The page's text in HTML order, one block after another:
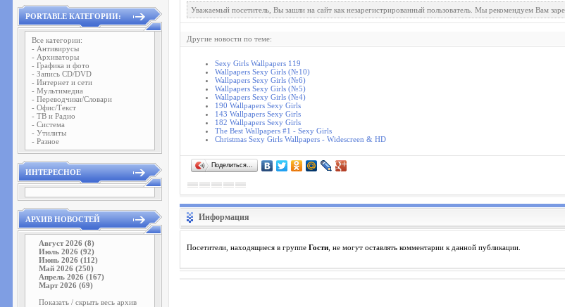
PORTABLE КАТЕГОРИИ:
Все категории:
- Антивирусы
- Архиваторы
- Графика и фото
- Запись CD/DVD
- Интернет и сети
- Мультимедиа
- Переводчики/Словари
- Офис/Текст
- ТВ и Радио
- Система
- Утилиты
- Разное
ИНТЕРЕСНОЕ
АРХИВ НОВОСТЕЙ
Август 2026 (8)
Июль 2026 (92)
Июнь 2026 (112)
Май 2026 (250)
Апрель 2026 (167)
Март 2026 (69)
Показать / скрыть весь архив
Уважаемый посетитель, Вы зашли на сайт как незарегистрированный пользователь. Мы рекомендуем Вам
Другие новости по теме:
Sexy Girls Wallpapers 119
Wallpapers Sexy Girls (№10)
Wallpapers Sexy Girls (№6)
Wallpapers Sexy Girls (№5)
Wallpapers Sexy Girls (№4)
190 Wallpapers Sexy Girls
143 Wallpapers Sexy Girls
182 Wallpapers Sexy Girls
The Best Wallpapers #1 - Sexy Girls
Christmas Sexy Girls Wallpapers - Widescreen & HD
Поделиться…
Информация
Посетители, находящиеся в группе Гости , не могут оставлять комментарии к данной публикации.